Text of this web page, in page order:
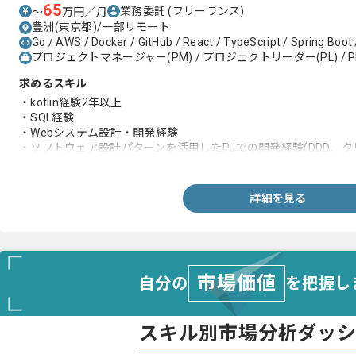
〜65万円／月 業務委託(フリーランス)
豊洲(東京都)/一部リモート
Go / AWS / Docker / GitHub / React / TypeScript / Spring Boot
プロジェクトマネージャー(PM) / プロジェクトリーダー(PL) /
求めるスキル
・kotlin経験2年以上
・SQL経験
・Webシステム設計・開発経験
・ソフトウェア設計パターンを活用したPJでの開発経験(DDD、
・Reactベースのフレームワーク利用開発経験3か月以上（Next.js
詳細を見る
自分の 市場価値 を把握
スキル別市場分析ダッ